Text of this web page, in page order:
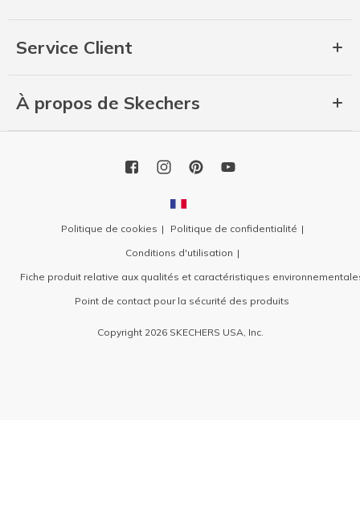
Service Client
À propos de Skechers
Politique de cookies
Politique de confidentialité
Conditions d'utilisation
Fiche produit relative aux qualités et caractéristiques
Point de contact pour la sécurité des produits
Copyright 2026 SKECHERS USA, Inc.